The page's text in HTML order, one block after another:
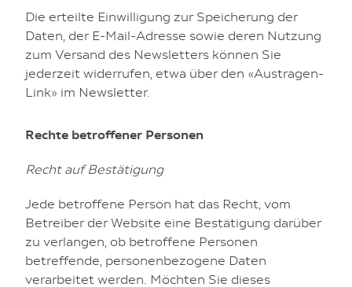
Die erteilte Einwilligung zur Speicherung der
Daten, der E-Mail-Adresse sowie deren Nutzung
zum Versand des Newsletters können Sie
jederzeit widerrufen, etwa über den «Austragen-
Link» im Newsletter.
Rechte betroffener Personen
Recht auf Bestätigung
Jede betroffene Person hat das Recht, vom
Betreiber der Website eine Bestätigung darüber
zu verlangen, ob betroffene Personen
betreffende, personenbezogene Daten
verarbeitet werden. Möchten Sie dieses